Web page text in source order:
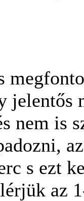
jelentős
nem is
s ezt
az